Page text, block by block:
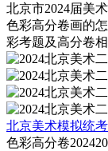
北京市2024届美
色彩高分卷画的
彩考题及高分卷
北京美术模拟统考
色彩高分卷2024